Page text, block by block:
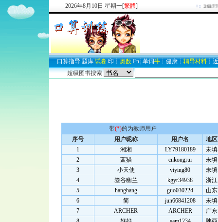
2026年8月 10日 星期一[繁體] 欢迎新注册用户：
口算指导 题库 试卷 印 ┊ 奥数 En ┊ 单词牛 ┊ 健康 ┊ 辅导材料 ┊
超级图书搜索
带(*)的为教师用户
序号
用户昵称 用户名
地区
1
湘湘 LY79180189
未填
2
蓝猫 cnkongrui
未填
3
小天使 yiying80
未填
4
箜谷幽兰 kgyr34938
浙江
5
hanghang guo030224
山东
6
简 jun66841208
未填
7
ARCHER ARCHER
广东